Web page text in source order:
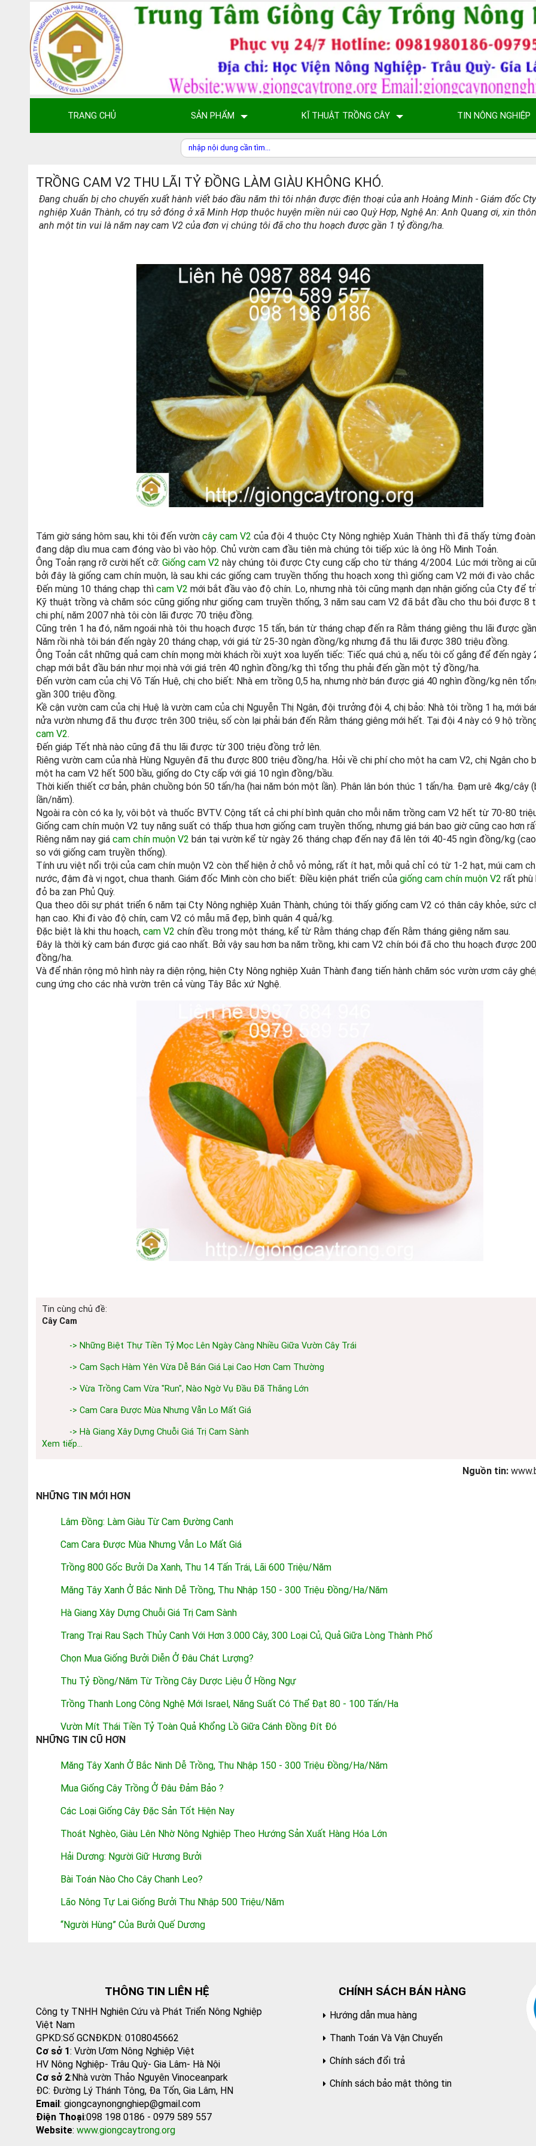
TRANG CHỦ SẢN PHẨM KĨ THUẬT TRỒNG CÂY TIN NÔNG NGHIỆP
TRỒNG CAM V2 THU LÃI TỶ ĐỒNG LÀM GIÀU KHÔNG KHÓ.
Đang chuẩn bị cho chuyến xuất hành viết báo đầu năm thì tôi nhận được điện thoại của anh Hoàng Minh - Giám đốc
nghiệp Xuân Thành, có trụ sở đóng ở xã Minh Hợp thuộc huyện miền núi cao Quỳ Hợp, Nghệ An: Anh Quang ơi, xin
anh một tin vui là năm nay cam V2 của đơn vị chúng tôi đã cho thu hoạch được gần 1 tỷ đồng/ha.
Tám giờ sáng hôm sau, khi tôi đến vườn cây cam V2 của đội 4 thuộc Cty Nông nghiệp Xuân Thành thì đã thấy từng
đang dập dìu mua cam đóng vào bì vào hộp. Chủ vườn cam đầu tiên mà chúng tôi tiếp xúc là ông Hồ Minh Toản.
Ông Toản rạng rỡ cười hết cỡ: Giống cam V2 này chúng tôi được Cty cung cấp cho từ tháng 4/2004. Lúc mới trồng ai
bởi đây là giống cam chín muộn, là sau khi các giống cam truyền thống thu hoạch xong thì giống cam V2 mới đi vào chắc
Đến mùng 10 tháng chạp thì cam V2 mới bắt đầu vào độ chín. Lo, nhưng nhà tôi cũng mạnh dạn nhận giống của Cty để
Kỹ thuật trồng và chăm sóc cũng giống như giống cam truyền thống, 3 năm sau cam V2 đã bắt đầu cho thu bói được 8
chi phí, năm 2007 nhà tôi còn lãi được 70 triệu đồng.
Cũng trên 1 ha đó, năm ngoái nhà tôi thu hoạch được 15 tấn, bán từ tháng chạp đến ra Rằm tháng giêng thu lãi được
Năm rồi nhà tôi bán đến ngày 20 tháng chạp, với giá từ 25-30 ngàn đồng/kg nhưng đã thu lãi được 380 triệu đồng.
Ông Toản cắt những quả cam chín mọng mời khách rồi xuýt xoa luyến tiếc: Tiếc quá chú ạ, nếu tôi cố gắng để đến ngày
chạp mới bắt đầu bán như mọi nhà với giá trên 40 nghìn đồng/kg thì tổng thu phải đến gần một tỷ đồng/ha.
Đến vườn cam của chị Võ Tấn Huệ, chị cho biết: Nhà em trồng 0,5 ha, nhưng nhờ bán được giá 40 nghìn đồng/kg nên
gần 300 triệu đồng.
Kề cận vườn cam của chị Huệ là vườn cam của chị Nguyễn Thị Ngân, đội trưởng đội 4, chị bảo: Nhà tôi trồng 1 ha, mới
nửa vườn nhưng đã thu được trên 300 triệu, số còn lại phải bán đến Rằm tháng giêng mới hết. Tại đội 4 này có 9 hộ
cam V2.
Đến giáp Tết nhà nào cũng đã thu lãi được từ 300 triệu đồng trở lên.
Riêng vườn cam của nhà Hùng Nguyên đã thu được 800 triệu đồng/ha. Hỏi về chi phí cho một ha cam V2, chị Ngân cho
một ha cam V2 hết 500 bầu, giống do Cty cấp với giá 10 ngìn đồng/bầu.
Thời kiến thiết cơ bản, phân chuồng bón 50 tấn/ha (hai năm bón một lần). Phân lân bón thúc 1 tấn/ha. Đạm urê 4kg/cây
lần/năm).
Ngoài ra còn có ka ly, vôi bột và thuốc BVTV. Cộng tất cả chi phí bình quân cho mỗi năm trồng cam V2 hết từ 70-80
Giống cam chín muộn V2 tuy năng suất có thấp thua hơn giống cam truyền thống, nhưng giá bán bao giờ cũng cao hơn
Riêng năm nay giá cam chín muộn V2 bán tại vườn kể từ ngày 26 tháng chạp đến nay đã lên tới 40-45 ngìn đồng/kg
so với giống cam truyền thống).
Tính ưu việt nổi trội của cam chín muộn V2 còn thể hiện ở chỗ vỏ mỏng, rất ít hạt, mỗi quả chỉ có từ 1-2 hạt, múi cam
nước, đậm đà vị ngọt, chua thanh. Giám đốc Minh còn cho biết: Điều kiện phát triển của giống cam chín muộn V2 rất phù
đỏ ba zan Phủ Quỳ.
Qua theo dõi sự phát triển 6 năm tại Cty Nông nghiệp Xuân Thành, chúng tôi thấy giống cam V2 có thân cây khỏe, sức
hạn cao. Khi đi vào độ chín, cam V2 có mẫu mã đẹp, bình quân 4 quả/kg.
Đặc biệt là khi thu hoạch, cam V2 chín đều trong một tháng, kể từ Rằm tháng chạp đến Rằm tháng giêng năm sau.
Đây là thời kỳ cam bán được giá cao nhất. Bởi vậy sau hơn ba năm trồng, khi cam V2 chín bói đã cho thu hoạch được
đồng/ha.
Và để nhân rộng mô hình này ra diện rộng, hiện Cty Nông nghiệp Xuân Thành đang tiến hành chăm sóc vườn ươm cây
cung ứng cho các nhà vườn trên cả vùng Tây Bắc xứ Nghệ.
Tin cùng chủ đề:
Cây Cam
-> Những Biệt Thự Tiền Tỷ Mọc Lên Ngày Càng Nhiều Giữa Vườn Cây Trái
-> Cam Sạch Hàm Yên Vừa Dễ Bán Giá Lại Cao Hơn Cam Thường
-> Vừa Trồng Cam Vừa "run", Nào Ngờ Vụ Đầu Đã Thắng Lớn
-> Cam Cara Được Mùa Nhưng Vẫn Lo Mất Giá
-> Hà Giang Xây Dựng Chuỗi Giá Trị Cam Sành
Xem tiếp...
Nguồn tin:
NHỮNG TIN MỚI HƠN
Lâm Đồng: Làm Giàu Từ Cam Đường Canh
Cam Cara Được Mùa Nhưng Vẫn Lo Mất Giá
Trồng 800 Gốc Bưởi Da Xanh, Thu 14 Tấn Trái, Lãi 600 Triệu/năm
Măng Tây Xanh Ở Bắc Ninh Dễ Trồng, Thu Nhập 150 - 300 Triệu Đồng/ha/năm
Hà Giang Xây Dựng Chuỗi Giá Trị Cam Sành
Trang Trại Rau Sạch Thủy Canh Với Hơn 3.000 Cây, 300 Loại Củ, Quả Giữa Lòng Thành Phố
Chọn Mua Giống Bưởi Diễn Ở Đâu Chát Lượng?
Thu Tỷ Đồng/năm Từ Trồng Cây Dược Liệu Ở Hồng Ngự
Trồng Thanh Long Công Nghệ Mới Israel, Năng Suất Có Thể Đạt 80 - 100 Tấn/ha
Vườn Mít Thái Tiền Tỷ Toàn Quả Khổng Lồ Giữa Cánh Đồng Đít Đó
NHỮNG TIN CŨ HƠN
Măng Tây Xanh Ở Bắc Ninh Dễ Trồng, Thu Nhập 150 - 300 Triệu Đồng/ha/năm
Mua Giống Cây Trồng Ở Đâu Đảm Bảo ?
Các Loại Giống Cây Đặc Sản Tốt Hiện Nay
Thoát Nghèo, Giàu Lên Nhờ Nông Nghiệp Theo Hướng Sản Xuất Hàng Hóa Lớn
Hải Dương: Người Giữ Hương Bưởi
Bài Toán Nào Cho Cây Chanh Leo?
Lão Nông Tự Lai Giống Bưởi Thu Nhập 500 Triệu/năm
“Người Hùng” Của Bưởi Quế Dương
THÔNG TIN LIÊN HỆ
Công ty TNHH Nghiên Cứu và Phát Triển Nông Nghiệp
Việt Nam
GPKD:Số GCNĐKDN: 0108045662
Cơ sở 1: Vườn Ươm Nông Nghiệp Việt
HV Nông Nghiệp- Trâu Quỳ- Gia Lâm- Hà Nội
Cơ sở 2:Nhà vườn Thảo Nguyên Vinoceanpark
ĐC: Đường Lý Thánh Tông, Đa Tốn, Gia Lâm, HN
Email : giongcaynongnghiep@gmail.com
Điện Thoại:098 198 0186 - 0979 589 557
Website: www.giongcaytrong.org
CHÍNH SÁCH BÁN HÀNG
Hướng dẫn mua hàng
Thanh Toán Và Vận Chuyển
Chính sách đổi trả
Chính sách bảo mật thông tin